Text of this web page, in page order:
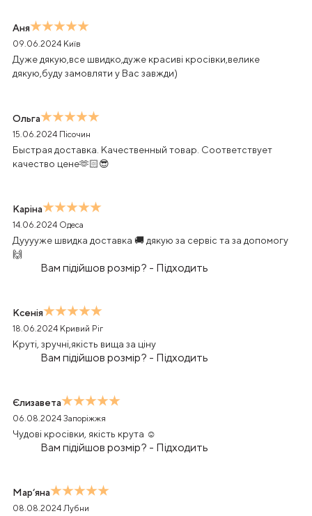
Аня
09.06.2024 Київ
Дуже дякую,все швидко,дуже красиві кросівки,велике
дякую,буду замовляти у Вас завжди)
Ольга
15.06.2024 Пісочин
Быстрая доставка. Качественный товар. Соответствует
качество цене🫶🏻😎
Каріна
14.06.2024 Одеса
Дууууже швидка доставка 🚚 дякую за сервіс та за допомогу
🙌
Вам підійшов розмір? - Підходить
Ксенія
18.06.2024 Кривий Ріг
Круті, зручні,якість вища за ціну
Вам підійшов розмір? - Підходить
Єлизавета
06.08.2024 Запоріжжя
Чудові кросівки, якість крута ☺️
Вам підійшов розмір? - Підходить
Мар‘яна
08.08.2024 Лубни